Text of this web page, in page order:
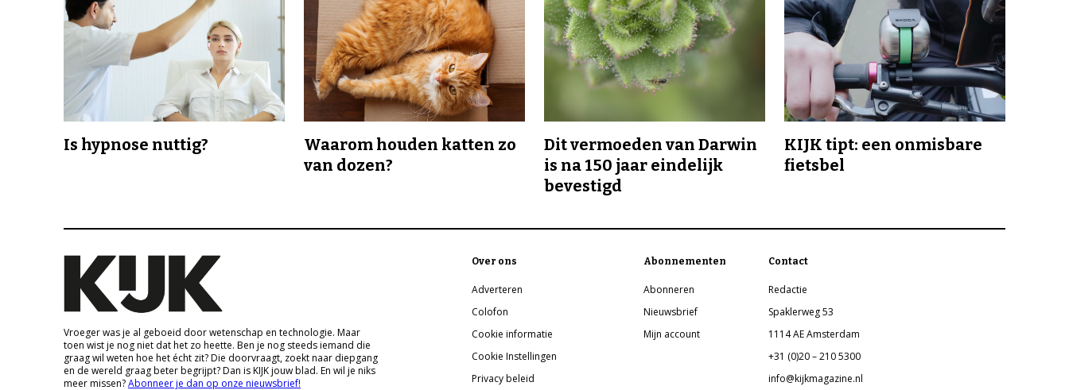
Is hypnose nuttig?
Waarom houden katten zo
van dozen?
Dit vermoeden van Darwin
is na 150 jaar eindelijk
bevestigd
KIJK tipt: een onmisbare
fietsbel
Vroeger was je al geboeid door wetenschap en technologie. Maar
toen wist je nog niet dat het zo heette. Ben je nog steeds iemand die
graag wil weten hoe het écht zit? Die doorvraagt, zoekt naar diepgang
en de wereld graag beter begrijpt? Dan is KIJK jouw blad. En wil je niks
meer missen?Abonneer je dan op onze nieuwsbrief!
Over ons
Adverteren
Colofon
Cookie informatie
Cookie Instellingen
Privacy beleid
Abonnementen
Abonneren
Nieuwsbrief
Mijn account
Contact
Redactie
Spaklerweg 53
1114 AE Amsterdam
+31 (0)20 – 210 5300
info@kijkmagazine.nl